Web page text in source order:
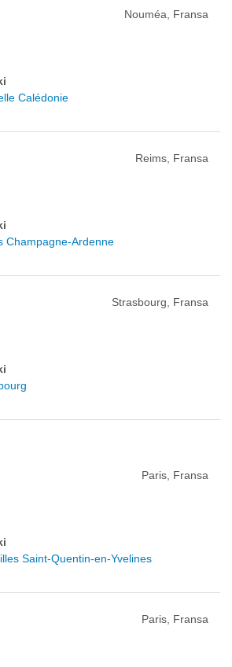
Nouméa, Fransa
Calédonie
Reims, Fransa
Champagne-Ardenne
Strasbourg, Fransa
Paris, Fransa
Saint-Quentin-en-Yvelines
Paris, Fransa